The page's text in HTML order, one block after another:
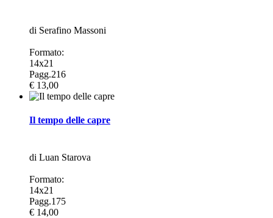
di Serafino Massoni
Formato:
14x21
Pagg.216
€ 13,00
Il tempo delle capre
di Luan Starova
Formato:
14x21
Pagg.175
€ 14,00